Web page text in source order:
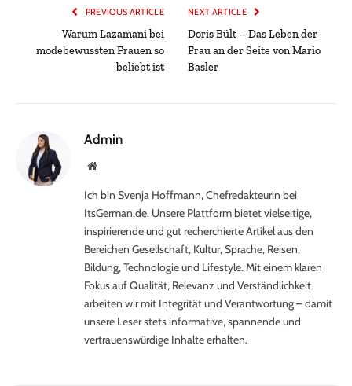
PREVIOUS ARTICLE
Warum Lazamani bei
modebewussten Frauen so
beliebt ist
NEXT ARTICLE
Doris Bült – Das Leben der
Frau an der Seite von Mario
Basler
Admin
Website
Ich bin Svenja Hoffmann, Chefredakteurin bei
ItsGerman.de. Unsere Plattform bietet vielseitige,
inspirierende und gut recherchierte Artikel aus den
Bereichen Gesellschaft, Kultur, Sprache, Reisen,
Bildung, Technologie und Lifestyle. Mit einem klaren
Fokus auf Qualität, Relevanz und Verständlichkeit
arbeiten wir mit Integrität und Verantwortung – damit
unsere Leser stets informative, spannende und
vertrauenswürdige Inhalte erhalten.